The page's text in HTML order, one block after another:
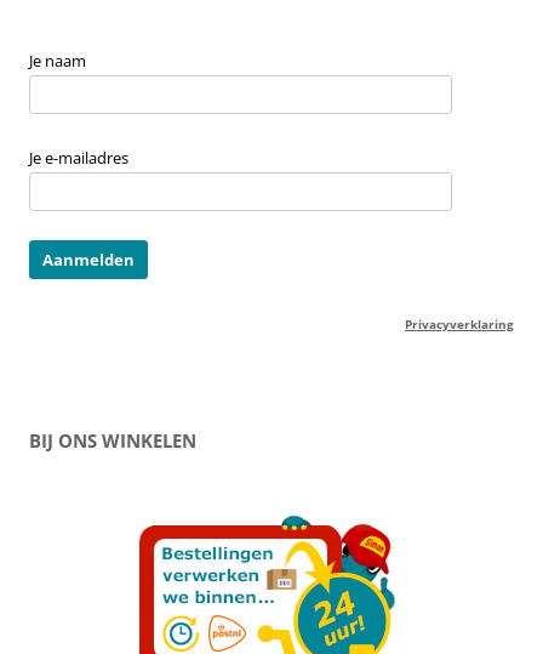
Je naam
Je e-mailadres
Privacyverklaring
BIJ ONS WINKELEN